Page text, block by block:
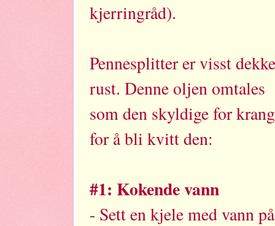
kjerringråd).
Pennesplitter er visst
rust. Denne oljen omtales
som den skyldige for
for å bli kvitt den:
#1: Kokende vann
- Sett en kjele med vann